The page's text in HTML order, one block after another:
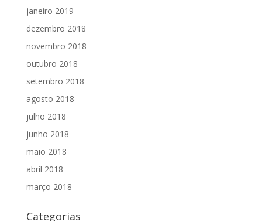
janeiro 2019
dezembro 2018
novembro 2018
outubro 2018
setembro 2018
agosto 2018
julho 2018
junho 2018
maio 2018
abril 2018
março 2018
Categorias